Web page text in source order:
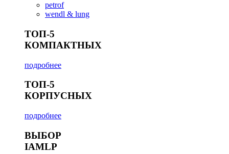
petrof
wendl & lung
ТОП-5
КОМПАКТНЫХ
подробнее
ТОП-5
КОРПУСНЫХ
подробнее
ВЫБОР
IAMLP